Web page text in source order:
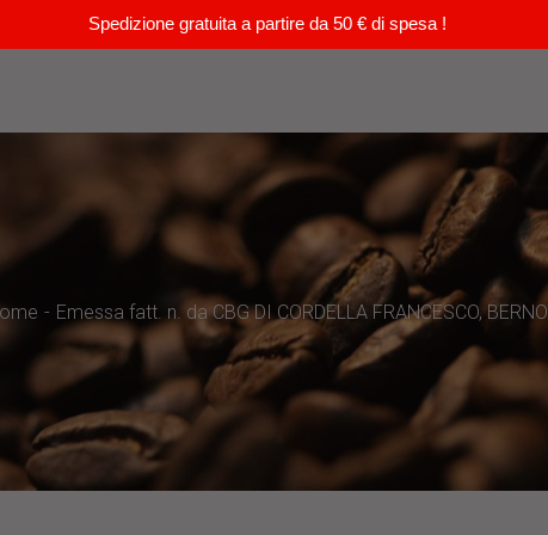
Spedizione gratuita a partire da 50 € di spesa !
Emessa fatt. n. da CBG DI CORDELLA FRANCESCO, BERNO